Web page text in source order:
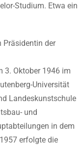
Studium. Etwa ein
Präsidentin der
3. Oktober 1946 im
Universität
Landeskunstschule
und
in dem
erfolgte die